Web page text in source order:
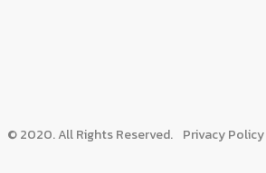
© 2020. All Rights Reserved. Privacy Policy